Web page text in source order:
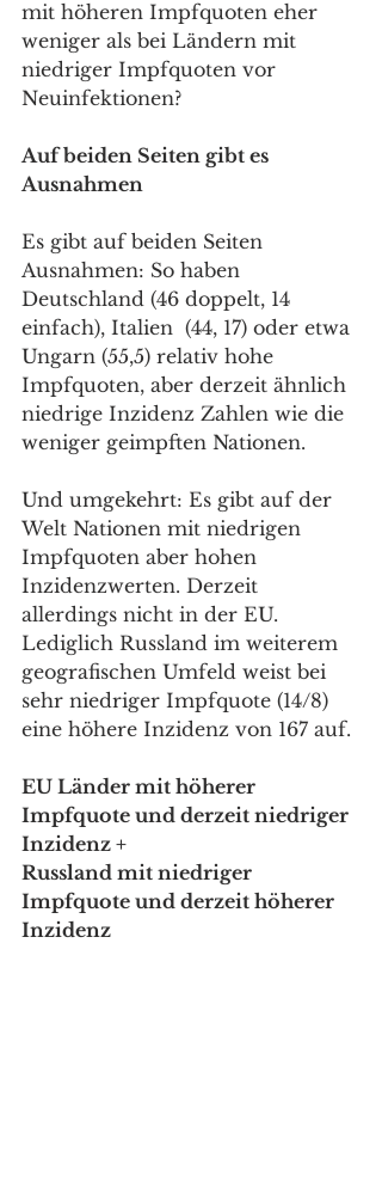
mit höheren Impfquoten eher
weniger als bei Ländern mit
niedriger Impfquoten vor
Neuinfektionen?
Auf beiden Seiten gibt es
Ausnahmen
Es gibt auf beiden Seiten
Ausnahmen: So haben
Deutschland (46 doppelt, 14
einfach), Italien  (44, 17) oder etwa
Ungarn (55,5) relativ hohe
Impfquoten, aber derzeit ähnlich
niedrige Inzidenz Zahlen wie die
weniger geimpften Nationen.
Und umgekehrt: Es gibt auf der
Welt Nationen mit niedrigen
Impfquoten aber hohen
Inzidenzwerten. Derzeit
allerdings nicht in der EU.
Lediglich Russland im weiterem
geografischen Umfeld weist bei
sehr niedriger Impfquote (14/8)
eine höhere Inzidenz von 167 auf.
EU Länder mit höherer
Impfquote und derzeit niedriger
Inzidenz +
Russland mit niedriger
Impfquote und derzeit höherer
Inzidenz